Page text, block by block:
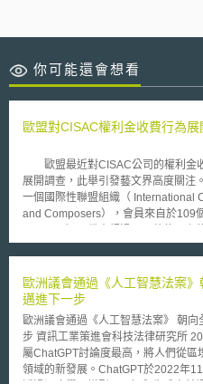
你可能還會想看
歐盟對CISAC權利金收費行為
歐盟最近對CISAC公司的權利金
展開調查，此舉引發藝文界高度關注
一個國際性聯盟組織（ International
and Composers），會員來自於109
在一封2月7日寄發給CISAC的信
要求只有個別國員內的權利金收費社
創作者無其他選擇，必須將其權利移
制性約款亦為歐盟競爭法所不許。蓋
等約款將使其他潛在競爭者難以進入市
21日，在與內部市場委員（Internal
McCreevy的會面中，音樂作曲家代
能危及文化多樣性（cultural
歐洲議會通過《人工智慧法案
邁進下一步
歐洲議會通過《人工智慧法案》 朝
步 資訊工業策進會科技法律研究所 2023年06月26日 觀察今年的科技盛事
屬ChatGPT討論度最高，將人們從區
領域的新發展。ChatGPT於2022年